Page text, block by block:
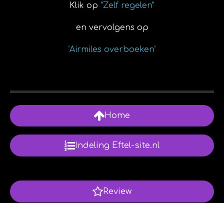
Klik op "Zelf regelen"
en vervolgens op
"Airmiles overboeken"
Home
Indeling Eftel-site.nl
Review